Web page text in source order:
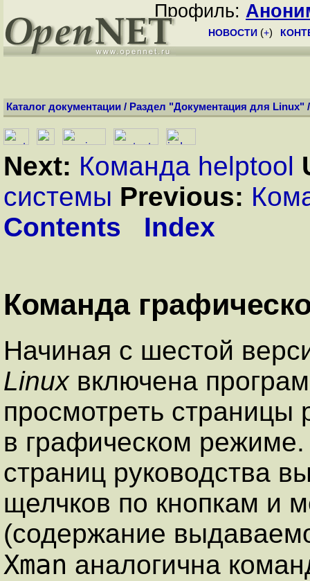
Профиль:
НОВОСТИ (+)
Каталог документации / Раздел "Документация для Linux"
Next: Команда helptool
системы Previous:
Contents
Index
Команда
Начиная с шестой
Linuxвключена
просмотреть страницы
в графическом
страниц руководства
щелчков по кнопкам и
(содержание
Xman аналогична